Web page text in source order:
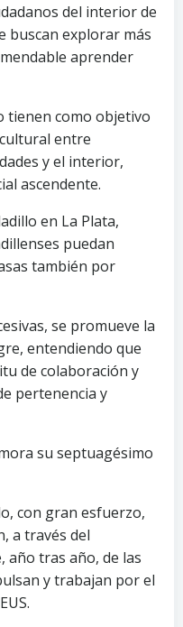
del interior de
buscan explorar más
aprender
tienen como objetivo
entre
y el interior,
ascendente.
en La Plata,
puedan
también por
se promueve la
entendiendo que
de colaboración y
pertenencia y
su septuagésimo
con gran esfuerzo,
a través del
tras año, de las
y trabajan por el